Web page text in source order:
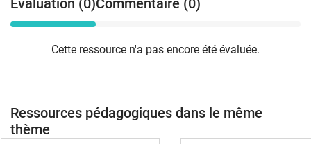
Évaluation (0)Commentaire (0)
Cette ressource n'a pas encore été évaluée.
Ressources pédagogiques dans le même
thème